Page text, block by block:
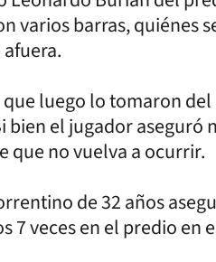
varios barras, quiénes
luego lo tomaron
bien el jugador
que no vuelva a ocurrir.
de 32 años
7 veces en el predio en